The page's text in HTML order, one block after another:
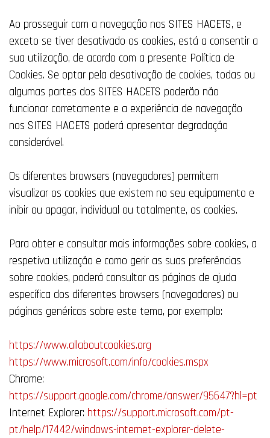
Ao prosseguir com a navegação nos SITES HACETS, e
exceto se tiver desativado os cookies, está a consentir a
sua utilização, de acordo com a presente Política de
Cookies. Se optar pela desativação de cookies, todas ou
algumas partes dos SITES HACETS poderão não
funcionar corretamente e a experiência de navegação
nos SITES HACETS poderá apresentar degradação
considerável.
Os diferentes browsers (navegadores) permitem
visualizar os cookies que existem no seu equipamento e
inibir ou apagar, individual ou totalmente, os cookies.
Para obter e consultar mais informações sobre cookies, a
respetiva utilização e como gerir as suas preferências
sobre cookies, poderá consultar as páginas de ajuda
específica dos diferentes browsers (navegadores) ou
páginas genéricas sobre este tema, por exemplo:
https://www.allaboutcookies.org
https://www.microsoft.com/info/cookies.mspx
Chrome:
https://support.google.com/chrome/answer/95647?hl=pt
Internet Explorer: https://support.microsoft.com/pt-
pt/help/17442/windows-internet-explorer-delete-